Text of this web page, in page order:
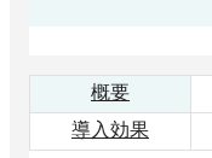
概要
導入効果